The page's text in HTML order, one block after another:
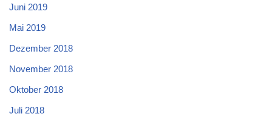
Juni 2019
Mai 2019
Dezember 2018
November 2018
Oktober 2018
Juli 2018